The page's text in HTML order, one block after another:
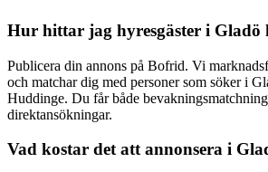
Hur hittar jag hyresgäster i Gladö
Publicera din annons på Bofrid. Vi
och matchar dig med personer som söker i
Huddinge. Du får både
direktansökningar.
Vad kostar det att annonsera i